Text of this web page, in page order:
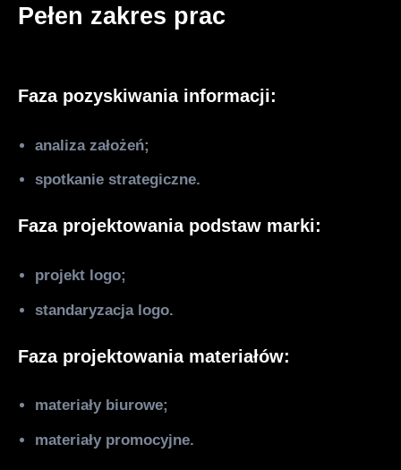
Pełen zakres prac
Faza pozyskiwania informacji:
analiza założeń;
spotkanie strategiczne.
Faza projektowania podstaw marki:
projekt logo;
standaryzacja logo.
Faza projektowania materiałów:
materiały biurowe;
materiały promocyjne.